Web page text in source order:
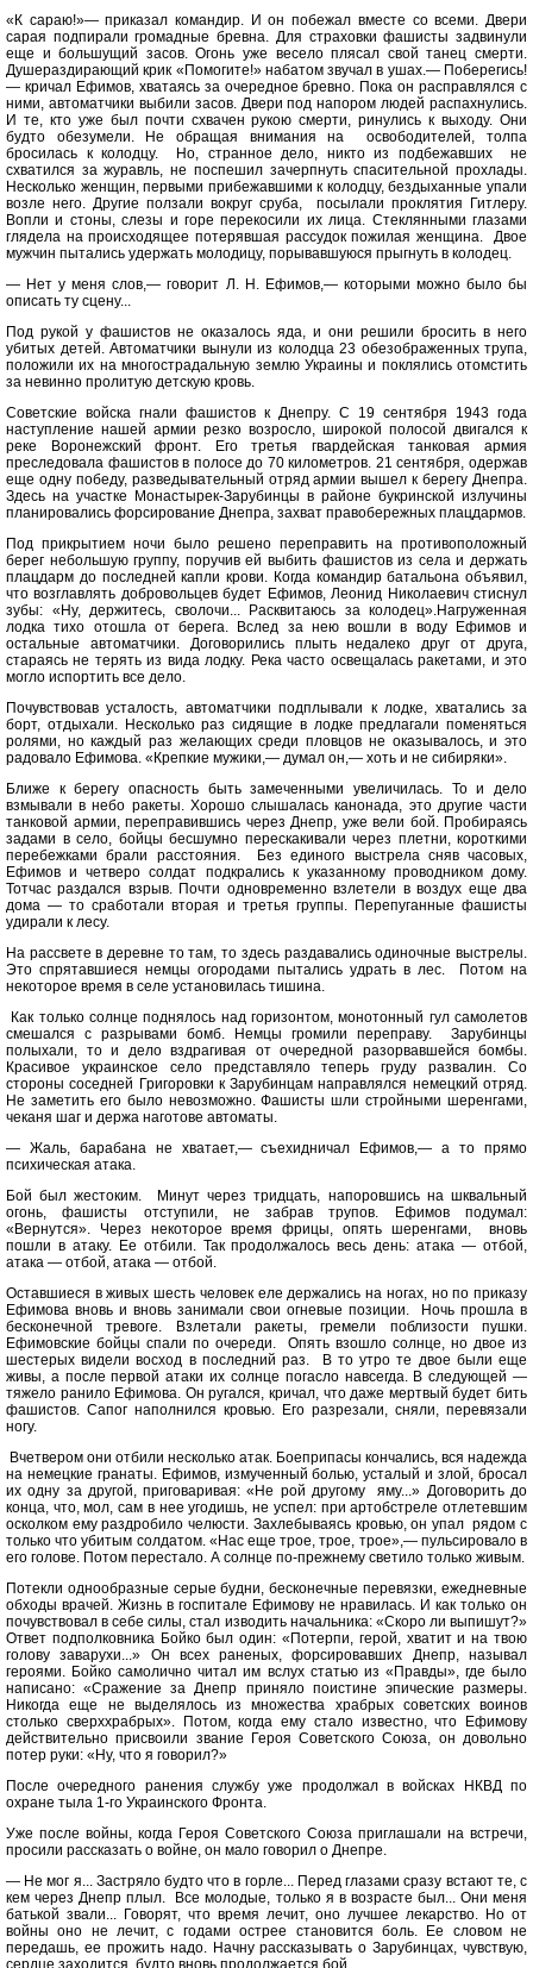
«К сараю!»— приказал командир. И он побежал вместе со всеми. Двери
сарая подпирали громадные бревна. Для страховки фашисты задвинули
еще и большущий засов. Огонь уже весело плясал свой танец смерти.
Душераздирающий крик «Помогите!» набатом звучал в ушах.— Поберегись!
— кричал Ефимов, хватаясь за очередное бревно. Пока он расправлялся с
ними, автоматчики выбили засов. Двери под напором людей распахнулись.
И те, кто уже был почти схвачен рукою смерти, ринулись к выходу. Они
будто обезумели. Не обращая внимания на освободителей, толпа
бросилась к колодцу. Но, странное дело, никто из подбежавших не
схватился за журавль, не поспешил зачерпнуть спасительной прохлады.
Несколько женщин, первыми прибежавшими к колодцу, бездыханные упали
возле него. Другие ползали вокруг сруба, посылали проклятия Гитлеру.
Вопли и стоны, слезы и горе перекосили их лица. Стеклянными глазами
глядела на происходящее потерявшая рассудок пожилая женщина. Двое
мужчин пытались удержать молодицу, порывавшуюся прыгнуть в колодец.
— Нет у меня слов,— говорит Л. Н. Ефимов,— которыми можно было бы
описать ту сцену...
Под рукой у фашистов не оказалось яда, и они решили бросить в него
убитых детей. Автоматчики вынули из колодца 23 обезображенных трупа,
положили их на многострадальную землю Украины и поклялись отомстить
за невинно пролитую детскую кровь.
Советские войска гнали фашистов к Днепру. С 19 сентября 1943 года
наступление нашей армии резко возросло, широкой полосой двигался к
реке Воронежский фронт. Его третья гвардейская танковая армия
преследовала фашистов в полосе до 70 километров. 21 сентября, одержав
еще одну победу, разведывательный отряд армии вышел к берегу Днепра.
Здесь на участке Монастырек-Зарубинцы в районе букринской излучины
планировались форсирование Днепра, захват правобережных плацдармов.
Под прикрытием ночи было решено переправить на противоположный
берег небольшую группу, поручив ей выбить фашистов из села и держать
плацдарм до последней капли крови. Когда командир батальона объявил,
что возглавлять добровольцев будет Ефимов, Леонид Николаевич стиснул
зубы: «Ну, держитесь, сволочи... Расквитаюсь за колодец».Нагруженная
лодка тихо отошла от берега. Вслед за нею вошли в воду Ефимов и
остальные автоматчики. Договорились плыть недалеко друг от друга,
стараясь не терять из вида лодку. Река часто освещалась ракетами, и это
могло испортить все дело.
Почувствовав усталость, автоматчики подплывали к лодке, хватались за
борт, отдыхали. Несколько раз сидящие в лодке предлагали поменяться
ролями, но каждый раз желающих среди пловцов не оказывалось, и это
радовало Ефимова. «Крепкие мужики,— думал он,— хоть и не сибиряки».
Ближе к берегу опасность быть замеченными увеличилась. То и дело
взмывали в небо ракеты. Хорошо слышалась канонада, это другие части
танковой армии, переправившись через Днепр, уже вели бой. Пробираясь
задами в село, бойцы бесшумно перескакивали через плетни, короткими
перебежками брали расстояния. Без единого выстрела сняв часовых,
Ефимов и четверо солдат подкрались к указанному проводником дому.
Тотчас раздался взрыв. Почти одновременно взлетели в воздух еще два
дома — то сработали вторая и третья группы. Перепуганные фашисты
удирали к лесу.
На рассвете в деревне то там, то здесь раздавались одиночные выстрелы.
Это спрятавшиеся немцы огородами пытались удрать в лес. Потом на
некоторое время в селе установилась тишина.
Как только солнце поднялось над горизонтом, монотонный гул самолетов
смешался с разрывами бомб. Немцы громили переправу. Зарубинцы
полыхали, то и дело вздрагивая от очередной разорвавшейся бомбы.
Красивое украинское село представляло теперь груду развалин. Со
стороны соседней Григоровки к Зарубинцам направлялся немецкий отряд.
Не заметить его было невозможно. Фашисты шли стройными шеренгами,
чеканя шаг и держа наготове автоматы.
— Жаль, барабана не хватает,— съехидничал Ефимов,— а то прямо
психическая атака.
Бой был жестоким. Минут через тридцать, напоровшись на шквальный
огонь, фашисты отступили, не забрав трупов. Ефимов подумал:
«Вернутся». Через некоторое время фрицы, опять шеренгами, вновь
пошли в атаку. Ее отбили. Так продолжалось весь день: атака — отбой,
атака — отбой, атака — отбой.
Оставшиеся в живых шесть человек еле держались на ногах, но по приказу
Ефимова вновь и вновь занимали свои огневые позиции. Ночь прошла в
бесконечной тревоге. Взлетали ракеты, гремели поблизости пушки.
Ефимовские бойцы спали по очереди. Опять взошло солнце, но двое из
шестерых видели восход в последний раз. В то утро те двое были еще
живы, а после первой атаки их солнце погасло навсегда. В следующей —
тяжело ранило Ефимова. Он ругался, кричал, что даже мертвый будет бить
фашистов. Сапог наполнился кровью. Его разрезали, сняли, перевязали
ногу.
Вчетвером они отбили несколько атак. Боеприпасы кончались, вся надежда
на немецкие гранаты. Ефимов, измученный болью, усталый и злой, бросал
их одну за другой, приговаривая: «Не рой другому яму...» Договорить до
конца, что, мол, сам в нее угодишь, не успел: при артобстреле отлетевшим
осколком ему раздробило челюсти. Захлебываясь кровью, он упал рядом с
только что убитым солдатом. «Нас еще трое, трое, трое»,— пульсировало в
его голове. Потом перестало. А солнце по-прежнему светило только живым.
Потекли однообразные серые будни, бесконечные перевязки, ежедневные
обходы врачей. Жизнь в госпитале Ефимову не нравилась. И как только он
почувствовал в себе силы, стал изводить начальника: «Скоро ли выпишут?»
Ответ подполковника Бойко был один: «Потерпи, герой, хватит и на твою
голову заварухи...» Он всех раненых, форсировавших Днепр, называл
героями. Бойко самолично читал им вслух статью из «Правды», где было
написано: «Сражение за Днепр приняло поистине эпические размеры.
Никогда еще не выделялось из множества храбрых советских воинов
столько сверххрабрых». Потом, когда ему стало известно, что Ефимову
действительно присвоили звание Героя Советского Союза, он довольно
потер руки: «Ну, что я говорил?»
После очередного ранения службу уже продолжал в войсках НКВД по
охране тыла 1-го Украинского Фронта.
Уже после войны, когда Героя Советского Союза приглашали на встречи,
просили рассказать о войне, он мало говорил о Днепре.
— Не мог я... Застряло будто что в горле... Перед глазами сразу встают те, с
кем через Днепр плыл. Все молодые, только я в возрасте был... Они меня
батькой звали... Говорят, что время лечит, оно лучшее лекарство. Но от
войны оно не лечит, с годами острее становится боль. Ее словом не
передашь, ее прожить надо. Начну рассказывать о Зарубинцах, чувствую,